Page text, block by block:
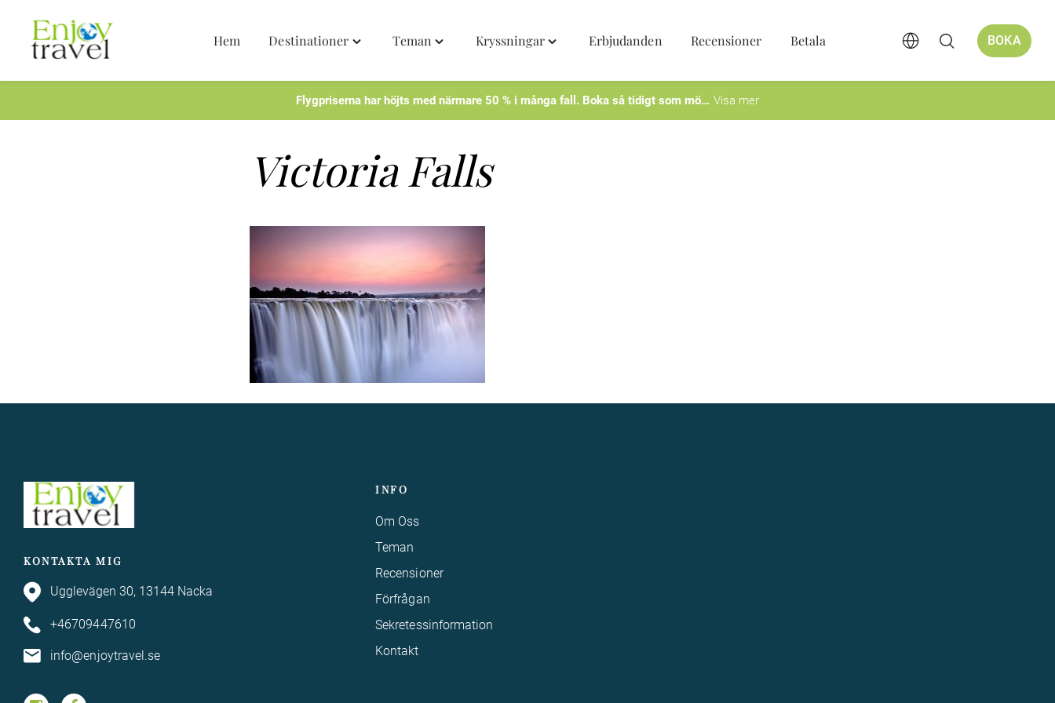
Hoppa
Hem Destinationer Teman
Toggle
Kryssningar Erbjudanden Recensioner Betala BOKA
Flygpriserna har höjts med närmare 50 % i många fall. Boka så tidigt som mö Visa mer
Victoria Falls
KONTAKTA MIG
Ugglevägen 30, 13144 Nacka
+46709447610
info@enjoytravel.se
INFO
Om Oss
Teman
Recensioner
Förfrågan
Sekretessinformation
Kontakt